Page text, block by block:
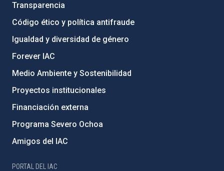
Transparencia
Código ético y política antifraude
Igualdad y diversidad de género
Forever IAC
Medio Ambiente y Sostenibilidad
Proyectos institucionales
Financiación externa
Programa Severo Ochoa
Amigos del IAC
PORTAL DEL IAC